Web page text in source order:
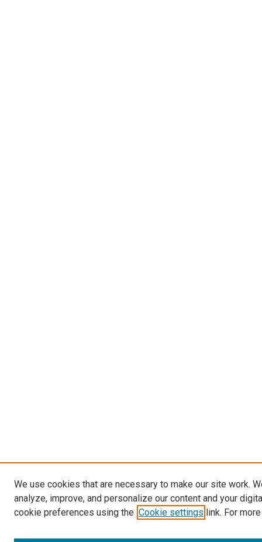
We use cookies that are necessary to make our site work.
analyze, improve, and personalize our content and your
cookie preferences using the Cookie settings link. For